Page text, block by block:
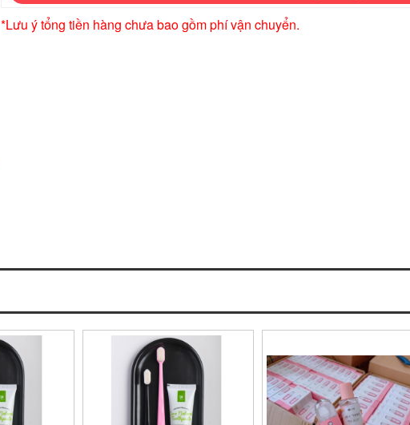
*Lưu ý tổng tiền hàng chưa bao gồm phí vận chuyển.